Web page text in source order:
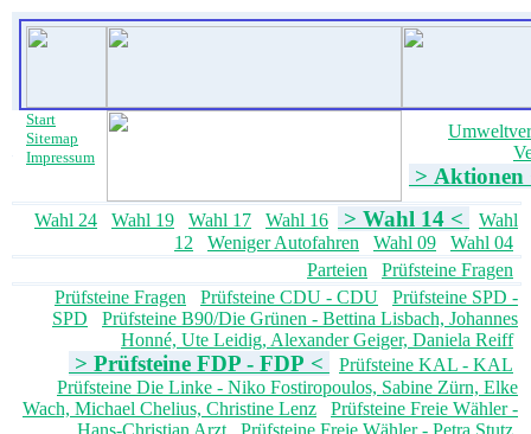
Start
Sitemap
Impressum
>
Wahl 24 Wahl 19 Wahl 17 Wahl 16 > Wahl 14 <
Wahl
12
Weniger Autofahren Wahl 09
Wahl 04
Parteien
Prüfsteine Fragen
Prüfsteine Fragen
Prüfsteine CDU - CDU
Prüfsteine SPD -
SPD
Prüfsteine B90/Die Grünen - Bettina Lisbach, Johannes
Honné, Ute Leidig, Alexander Geiger, Daniela Reiff
> Prüfsteine FDP - FDP <
Prüfsteine KAL - KAL
Prüfsteine Die Linke - Niko Fostiropoulos, Sabine Zürn, Elke
Wach, Michael Chelius, Christine Lenz
Prüfsteine Freie Wähler -
Hans-Christian Arzt
Prüfsteine Freie Wähler - Petra Stutz